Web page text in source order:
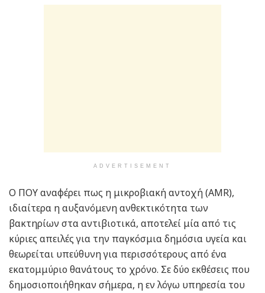
ADVERTISEMENT
Ο ΠΟΥ αναφέρει πως η μικροβιακή αντοχή (AMR),
ιδιαίτερα η αυξανόμενη ανθεκτικότητα των
βακτηρίων στα αντιβιοτικά, αποτελεί μία από τις
κύριες απειλές για την παγκόσμια δημόσια υγεία και
θεωρείται υπεύθυνη για περισσότερους από ένα
εκατομμύριο θανάτους το χρόνο. Σε δύο εκθέσεις που
δημοσιοποιήθηκαν σήμερα, η εν λόγω υπηρεσία του